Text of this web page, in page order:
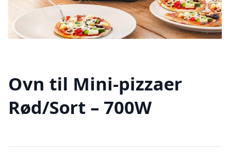
Ovn til Mini-pizzaer
Rød/Sort – 700W